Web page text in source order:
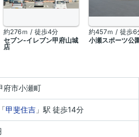
約276ｍ / 徒歩4分
セブン-イレブン甲府山城
店
約457ｍ / 徒歩6
小瀬スポーツ公
府市小瀬町
甲斐住吉 」駅 徒歩14分